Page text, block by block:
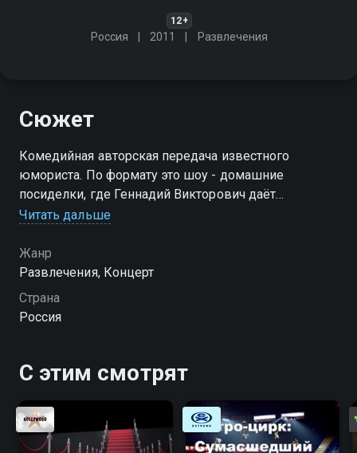
12+
Россия 2011 Развлечения
Сюжет
Комедийная авторская передача известного
юмориста. По формату это шоу - домашние
посиделки, где Геннадий Викторович даёт
автобиографический концерт для гостей. Хазанов за
прошлых выступлений
Читать дальше
Жанр
Развлечения, Концерт
Страна
Россия
С этим смотрят